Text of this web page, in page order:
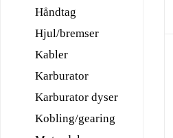
Håndtag
Hjul/bremser
Kabler
Karburator
Karburator dyser
Kobling/gearing